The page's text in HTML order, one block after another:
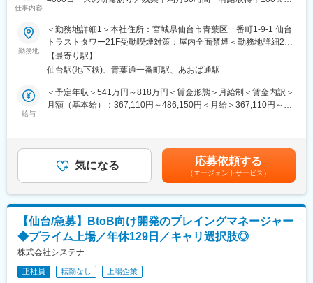
私達は高エネルギー加速器研究機構のベンチャー企業として発足
し、様々な大学、研究機関へ高エネルギー加速器研究機構の研究
成果をソフトウェア、ハードウェアの形で提供しております。
■ソフトウエア開発について
各種実験用の制御系、Data Acquisition（DAQ)、可視化、解析な
どのソフトウェア開発を手がけています。
アプリケーションなどを開発してきました。
PC1つで動作するソフトウェアから複数サーバーで動作する実験
システムの開発までお客様に最適なソリューションをご提案して
変更の範囲：会社の定める業務
仕事内容
■概要：
地方銀行においては、地元企業・産業支援による地域経済の活性
化や地方自治体・企業と連携した地域課題解決など、地域にとっ
て非常に重要な役割を担われております。
当社は、地方銀行の事業パートナーとして、地方銀行のデジタル
化と事業推進の支援に取り組んでおり、東北6県の地方銀行を対象
とした営業活動を担っていただく人財を募集しています。
ーション提案
・顧客の業務改善、事業推進に資する提案
・課長1名ー課長代理6名ー主任1名
└30代2名、40代3名、50代2名、60代1名
└テレワーク比率：30～50%
■当ポジションの魅力：
・金融機関においては、従来の金融機能の提供のみならず、非金
勤務地
＜勤務地詳細1＞本社住所：宮城県仙台市青葉区一番町1-9-1 仙台
トラストタワー21F受動喫煙対策：屋内全面禁煙＜勤務地詳細2＞
プロジェクト先住所：宮城県仙台市内 受動喫煙対策：屋内全面禁
煙
【最寄り駅】
仙台駅(地下鉄)、青葉通一番町駅、あおば通駅
給与
＜予定年収＞541万円～818万円＜賃金形態＞月給制＜賃金内訳＞
月額（基本給）：367,110円～486,150円＜月給＞367,110円～
費・子育て・介護手当あり諸手当を含めたモデル年収（時間外30
時間目安込）23歳572万円34歳658万円43歳791万円44歳980万円
賃金はあくまでも目安の金額であり、選考を通じて上下する可能
性があります。月給(月額)は固定手当を含めた表記です。
気になる 応募依頼する
（エージェントサービス）
【仙台/急募】BtoB向け開発のプレイングマネージャー
◆プライム上場／年休129日／キャリ選択肢◎
株式会社システナ
正社員 転勤なし 上場企業